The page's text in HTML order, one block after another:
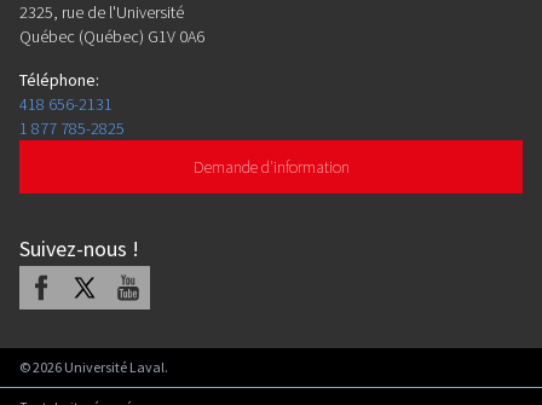
2325, rue de l'Université
Québec (Québec) G1V 0A6
Téléphone:
418 656-2131
1 877 785-2825
Demande d'information
Suivez-nous !
Facebook Youtube
©2026 Université Laval.